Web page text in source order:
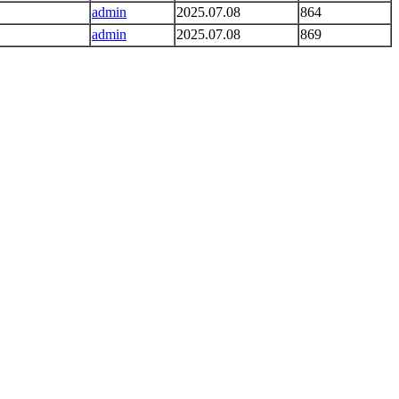
admin 2025.07.08
864
admin
2025.07.08 869